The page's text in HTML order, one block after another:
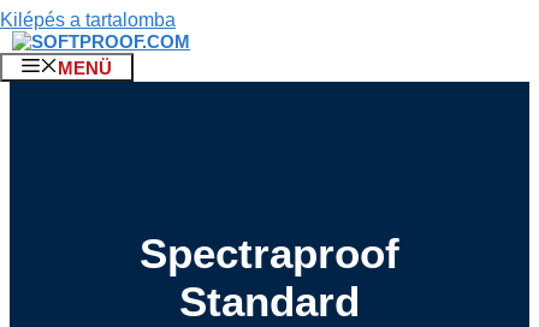
Kilépés a tartalomba
MENÜ
Spectraproof
Standard